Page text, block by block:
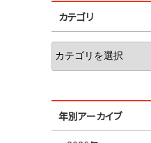
カテゴリ
年別アーカイブ